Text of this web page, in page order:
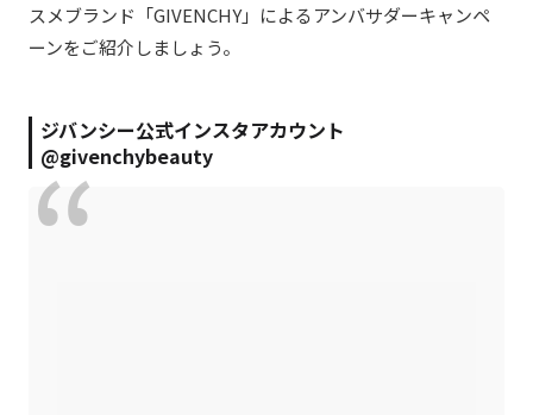
スメブランド「GIVENCHY」によるアンバサダーキャンペ
ーンをご紹介しましょう。
ジバンシー公式インスタアカウント
@givenchybeauty